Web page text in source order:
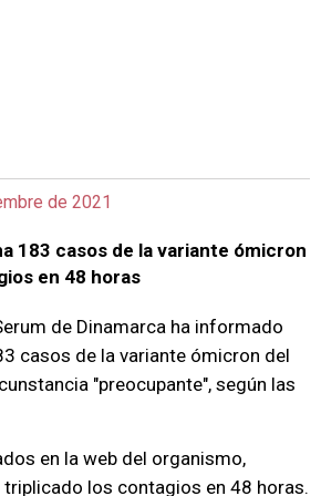
de 2021
183 casos de la variante ómicron
en 48 horas
de Dinamarca ha informado
casos de la variante ómicron del
"preocupante", según las
en la web del organismo,
triplicado los contagios en 48 horas.